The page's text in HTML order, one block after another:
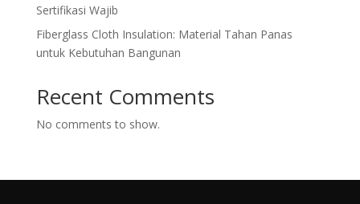
Sertifikasi Wajib
Fiberglass Cloth Insulation: Material Tahan Panas
untuk Kebutuhan Bangunan
Recent Comments
No comments to show.